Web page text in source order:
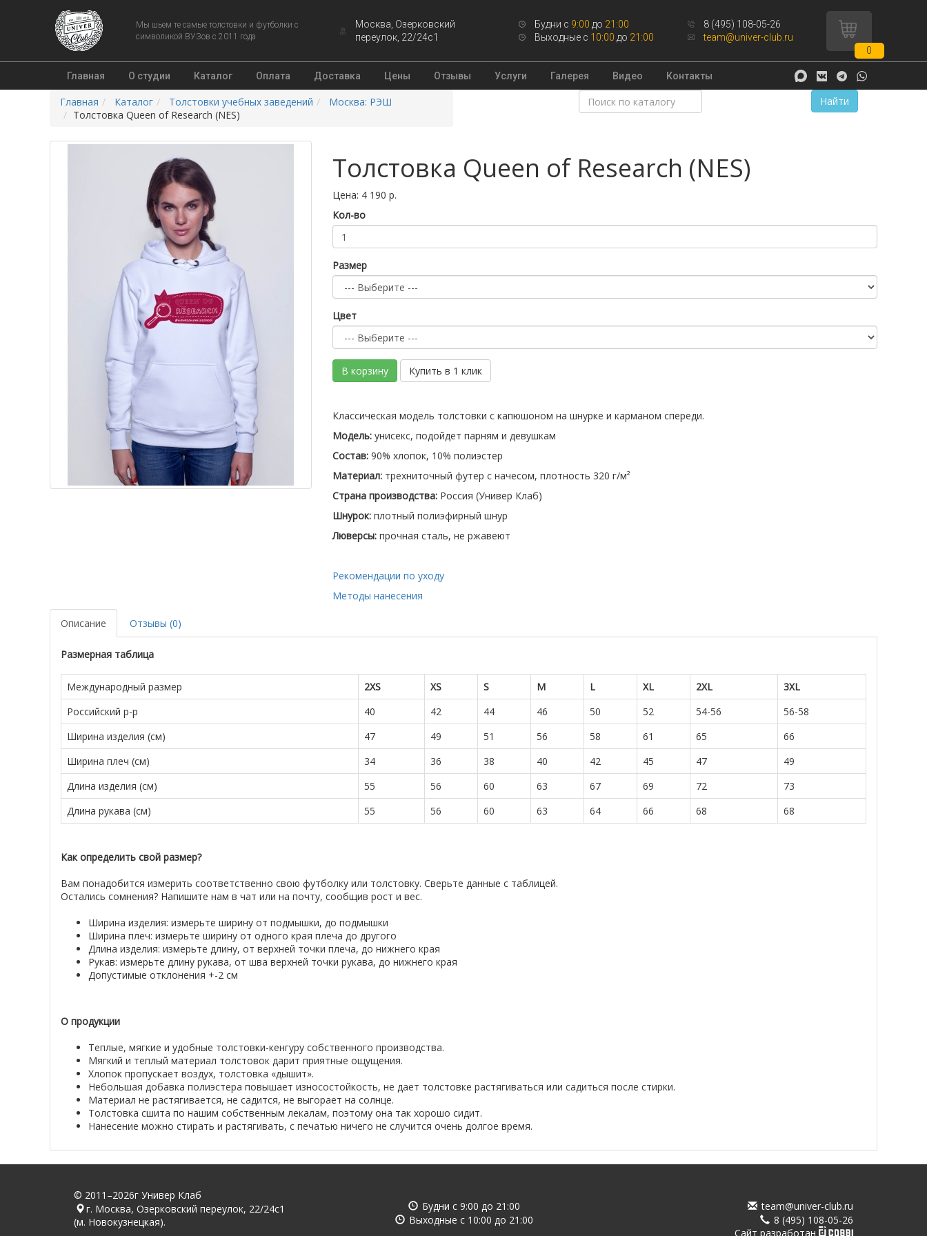
Мы шьем те самые толстовки и футболки с
символикой ВУЗов с 2011 года
Москва, Озерковский
переулок, 22/24с1
Будни с 9:00 до 21:00
Выходные с 10:00 до 21:00
8 (495) 108-05-26
team@univer-club.ru
0
Главная О студии Каталог Оплата Доставка Цены Отзывы Услуги Галерея Видео Контакты
Главная Каталог Толстовки учебных заведений
Москва: РЭШ
Толстовка Queen of Research (NES)
Найти
Толстовка Queen of Research (NES)
Цена: 4 190 р.
Кол-во
Размер
Цвет
В корзину Купить в 1 клик
Классическая модель толстовки с капюшоном на шнурке и карманом спереди.
Модель:унисекс, подойдет парням и девушкам
Состав:90% хлопок, 10% полиэстер
Материал: трехниточный футер с начесом, плотность 320 г/м²
Страна производства: Россия (Универ Клаб)
Шнурок:плотный полиэфирный шнур
Люверсы: прочная сталь, не ржавеют
Рекомендации по уходу
Методы нанесения
Описание Отзывы (0)
Размерная таблица
Международный размер 2XS XS S M L XL 2XL
3XL
Российский р-р
40 42 44 46 50 52 54-56
56-58
Ширина изделия (см)
47 49 51 56 58 61 65
66
Ширина плеч (см)
34 36 38 40 42 45 47
49
Длина изделия (см)
55 56 60 63 67 69 72
73
Длина рукава (см)
55 56 60 63 64 66 68 68
Как определить свой размер?
Вам понадобится измерить соответственно свою футболку или толстовку. Сверьте данные с таблицей.
Остались сомнения? Напишите нам в чат или на почту, сообщив рост и вес.
Ширина изделия: измерьте ширину от подмышки, до подмышки
Ширина плеч: измерьте ширину от одного края плеча до другого
Длина изделия: измерьте длину, от верхней точки плеча, до нижнего края
Рукав: измерьте длину рукава, от шва верхней точки рукава, до нижнего края
Допустимые отклонения +-2 см
О продукции
Теплые, мягкие и удобные толстовки-кенгуру собственного производства.
Мягкий и теплый материал толстовок дарит приятные ощущения.
Хлопок пропускает воздух, толстовка «дышит».
Небольшая добавка полиэстера повышает износостойкость, не дает толстовке растягиваться или садиться после стирки.
Материал не растягивается, не садится, не выгорает на солнце.
Толстовка сшита по нашим собственным лекалам, поэтому она так хорошо сидит.
Нанесение можно стирать и растягивать, с печатью ничего не случится очень долгое время.
© 2011–2026г Универ Клаб
г. Москва, Озерковский переулок, 22/24с1
(м. Новокузнецкая).
Будни с 9:00 до 21:00
Выходные с 10:00 до 21:00
team@univer-club.ru
8 (495) 108-05-26
Cайт разработан